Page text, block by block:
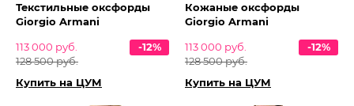
Текстильные оксфорды
Giorgio Armani
113 000 руб.
128 500 руб.
-12%
Купить на ЦУМ
Кожаные оксфорды
Giorgio Armani
113 000 руб.
128 500 руб.
-12%
Купить на ЦУМ